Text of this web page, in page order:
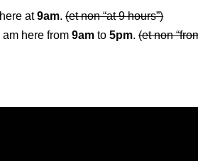
at9am.(et non “at 9 hours”)
here from 9am to 5pm. (et non